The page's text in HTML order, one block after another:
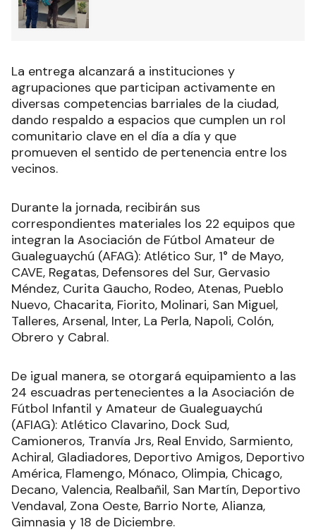
La entrega alcanzará a instituciones y
agrupaciones que participan activamente en
diversas competencias barriales de la ciudad,
dando respaldo a espacios que cumplen un rol
comunitario clave en el día a día y que
promueven el sentido de pertenencia entre los
vecinos.
Durante la jornada, recibirán sus
correspondientes materiales los 22 equipos que
integran la Asociación de Fútbol Amateur de
Gualeguaychú (AFAG): Atlético Sur, 1° de Mayo,
CAVE, Regatas, Defensores del Sur, Gervasio
Méndez, Curita Gaucho, Rodeo, Atenas, Pueblo
Nuevo, Chacarita, Fiorito, Molinari, San Miguel,
Talleres, Arsenal, Inter, La Perla, Napoli, Colón,
Obrero y Cabral.
De igual manera, se otorgará equipamiento a las
24 escuadras pertenecientes a la Asociación de
Fútbol Infantil y Amateur de Gualeguaychú
(AFIAG): Atlético Clavarino, Dock Sud,
Camioneros, Tranvía Jrs, Real Envido, Sarmiento,
Achiral, Gladiadores, Deportivo Amigos, Deportivo
América, Flamengo, Mónaco, Olimpia, Chicago,
Decano, Valencia, Realbañil, San Martín, Deportivo
Vendaval, Zona Oeste, Barrio Norte, Alianza,
Gimnasia y 18 de Diciembre.